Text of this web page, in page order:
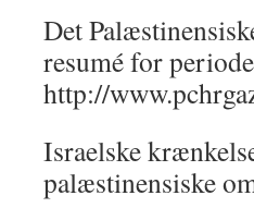
Det
resumé for
http://
Israelske
palæstinensiske